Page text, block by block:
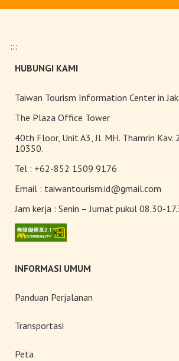
Maolin
:::
HUBUNGI KAMI
Taiwan Tourism Information Center in
The Plaza Office Tower
40th Floor, Unit A3, Jl. MH. Thamrin Kav.
10350.
Tel : +62-852 1509 9176
Email : taiwantourism.id@gmail.com
Jam kerja : Senin – Jumat pukul 08.30-
INFORMASI UMUM
Panduan Perjalanan
Transportasi
Peta